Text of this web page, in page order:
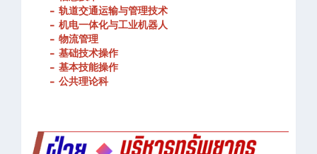
- 轨道交通运输与管理技术
- 机电一体化与工业机器人
- 物流管理
- 基础技术操作
- 基本技能操作
- 公共理论科